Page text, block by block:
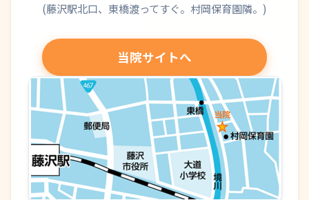
(藤沢駅北口、東橋渡ってすぐ。村岡保育園隣。)
当院サイトへ